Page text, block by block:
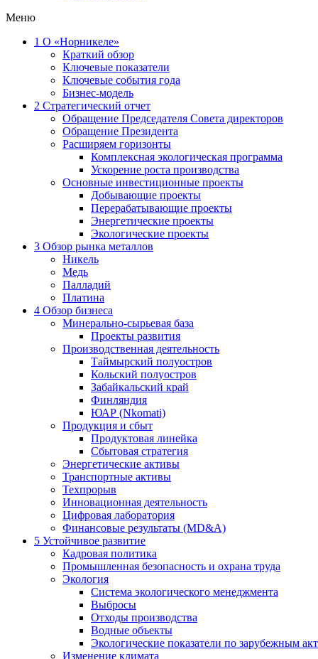
Меню
1 О «Норникеле»
Краткий обзор
Ключевые показатели
Ключевые события года
Бизнес-модель
2 Стратегический отчет
Обращение Председателя Совета директоров
Обращение Президента
Расширяем горизонты
Комплексная экологическая программа
Ускорение роста производства
Основные инвестиционные проекты
Добывающие проекты
Перерабатывающие проекты
Энергетические проекты
Экологические проекты
3 Обзор рынка металлов
Никель
Медь
Палладий
Платина
4 Обзор бизнеса
Минерально-сырьевая база
Проекты развития
Производственная деятельность
Таймырский полуостров
Кольский полуостров
Забайкальский край
Финляндия
ЮАР (Nkomati)
Продукция и сбыт
Продуктовая линейка
Сбытовая стратегия
Энергетические активы
Транспортные активы
Техпрорыв
Инновационная деятельность
Цифровая лаборатория
Финансовые результаты (MD&A)
5 Устойчивое развитие
Кадровая политика
Промышленная безопасность и охрана труда
Экология
Система экологического менеджмента
Выбросы
Отходы производства
Водные объекты
Экологические показатели по зарубежным
Изменение климата